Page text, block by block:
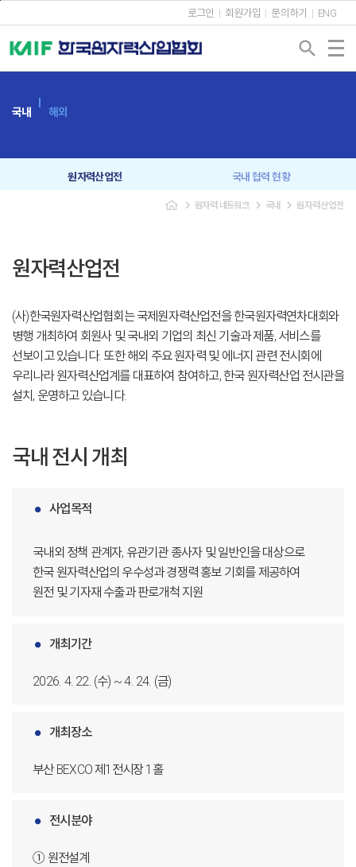
로그인 회원가입 문의하기 ENG
search
국내 해외
원자력산업전 국내 협력 현황
미래세대 교육
navigate_next 원자력 네트워크 navigate_next 국내 navigate_next 원자력산업전
원자력산업전
(사)한국원자력산업협회는 국제원자력산업전을 한국원자력연차대회와
병행 개최하여 회원사 및 국내외 기업의 최신 기술과 제품, 서비스를
선보이고 있습니다. 또한 해외 주요 원자력 및 에너지 관련 전시회에
우리나라 원자력산업계를 대표하여 참여하고, 한국 원자력산업 전시관을
설치, 운영하고 있습니다.
국내 전시 개최
사업목적
국내외 정책 관계자, 유관기관 종사자 및 일반인을 대상으로
한국 원자력산업의 우수성과 경쟁력 홍보 기회를 제공하여
원전 및 기자재 수출과 판로개척 지원
개최기간
2026. 4. 22. (수) ~ 4. 24. (금)
개최장소
부산 BEXCO 제1전시장 1홀
전시분야
① 원전설계